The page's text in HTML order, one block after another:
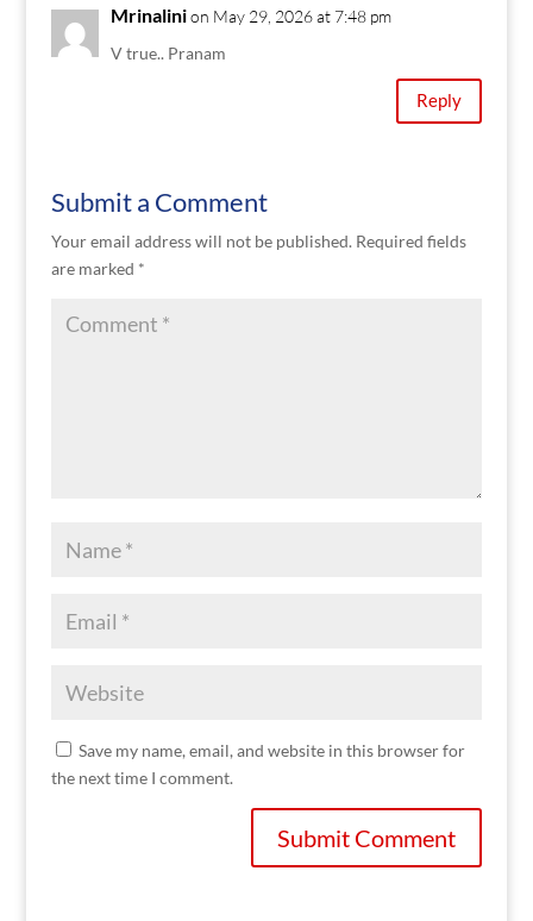
Mrinalini on May 29, 2026 at 7:48 pm
V true.. Pranam
Reply
Submit a Comment
Your email address will not be published. Required fields
are marked *
Save my name, email, and website in this browser for
the next time I comment.